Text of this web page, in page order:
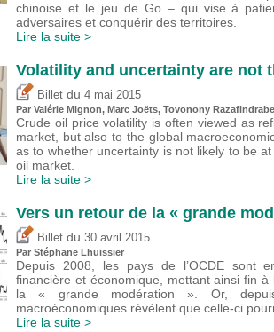
chinoise et le jeu de Go – qui vise à
adversaires et conquérir des territoires.
Lire la suite >
Volatility and uncertainty are not
Billet du 4 mai 2015
Par Valérie Mignon, Marc Joëts, Tovonony Razafindrabe
Crude oil price volatility is often viewed as
market, but also to the global
as to whether uncertainty is not likely to be
oil market.
Lire la suite >
Vers un retour de la « grande
Billet du 30 avril 2015
Par Stéphane Lhuissier
Depuis 2008, les pays de l’OCDE sont
financière et économique, mettant ainsi fin
la « grande modération ». Or,
macroéconomiques révèlent que celle-ci
Lire la suite >